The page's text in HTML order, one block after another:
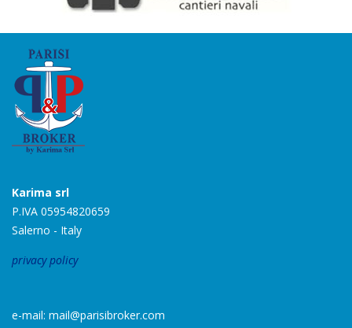
Karima srl
P.IVA 05954820659
Salerno - Italy
privacy policy
e-mail: mail@parisibroker.com